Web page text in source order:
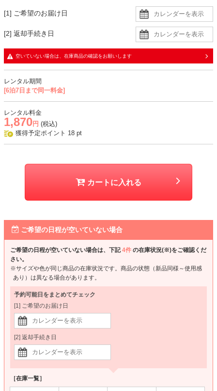
[1] ご希望のお届け日
[2] 返却手続き日
空いていない場合は、在庫商品の確認をお願いします
レンタル期間
[6泊7日まで同一料金]
レンタル料金
1,870 円 (税込)
獲得予定ポイント 18 pt
カートに入れる
ご希望の日程が空いていない場合
ご希望の日程が空いていない場合は、下記4件 の在庫状況(※)をご確認くだ
さい。
※サイズや色が同じ商品の在庫状況です。商品の状態（新品同様～使用感
あり）は異なる場合があります。
予約可能日をまとめてチェック
[1] ご希望のお届け日
[2] 返却手続き日
［在庫一覧］